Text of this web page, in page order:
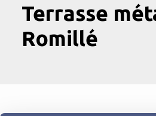
Terrasse
Romillé